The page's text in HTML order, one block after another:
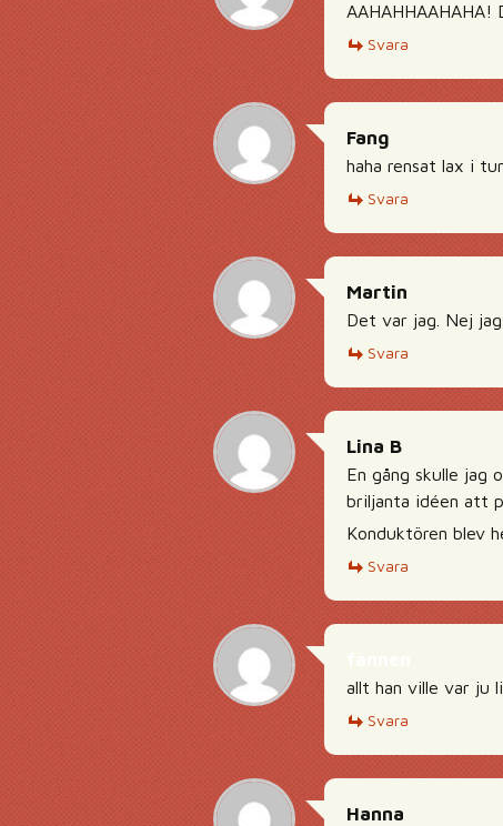
Svara
Fang
haha rensat lax i
Svara
Martin
Det var jag. Nej
Svara
Lina B
En gång skulle jag
briljanta idéen att
Konduktören blev
Svara
allt han ville var ju
Svara
Hanna